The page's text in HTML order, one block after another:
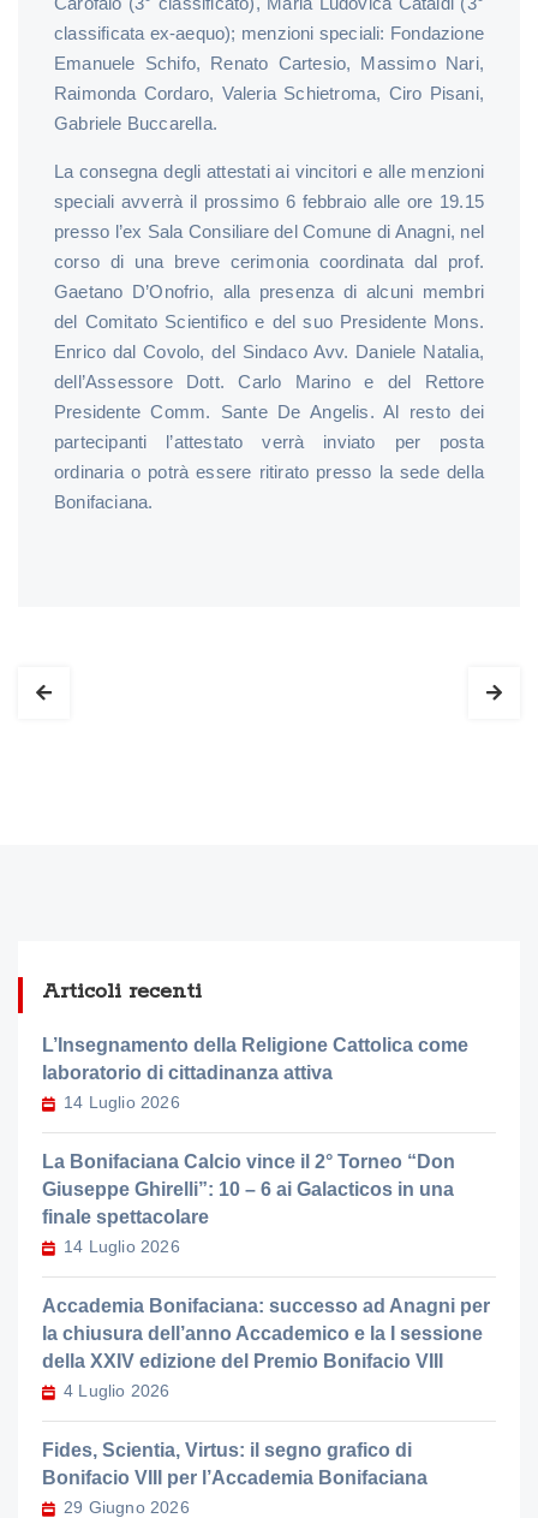
classificata ex-aequo); menzioni speciali: Fondazione
Emanuele Schifo, Renato Cartesio, Massimo Nari,
Raimonda Cordaro, Valeria Schietroma, Ciro Pisani,
Gabriele Buccarella.
La consegna degli attestati ai vincitori e alle menzioni
speciali avverrà il prossimo 6 febbraio alle ore 19.15
presso l’ex Sala Consiliare del Comune di Anagni, nel
corso di una breve cerimonia coordinata dal prof.
Gaetano D’Onofrio, alla presenza di alcuni membri
del Comitato Scientifico e del suo Presidente Mons.
Enrico dal Covolo, del Sindaco Avv. Daniele Natalia,
dell’Assessore Dott. Carlo Marino e del Rettore
Presidente Comm. Sante De Angelis. Al resto dei
partecipanti l’attestato verrà inviato per posta
ordinaria o potrà essere ritirato presso la sede della
Bonifaciana.
Articoli recenti
L’Insegnamento della Religione Cattolica come
laboratorio di cittadinanza attiva
14 Luglio 2026
La Bonifaciana Calcio vince il 2° Torneo “Don
Giuseppe Ghirelli”: 10 – 6 ai Galacticos in una
finale spettacolare
14 Luglio 2026
Accademia Bonifaciana: successo ad Anagni per
la chiusura dell’anno Accademico e la I sessione
della XXIV edizione del Premio Bonifacio VIII
4 Luglio 2026
Fides, Scientia, Virtus: il segno grafico di
Bonifacio VIII per l’Accademia Bonifaciana
29 Giugno 2026